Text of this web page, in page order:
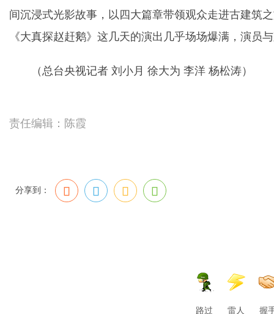
间沉浸式光影故事，以四大篇章带领观众走进古建筑
《大真探赵赶鹅》这几天的演出几乎场场爆满，演员
（总台央视记者 刘小月 徐大为 李洋 杨松涛）
责任编辑：陈霞
分享到：
路过 雷人 握